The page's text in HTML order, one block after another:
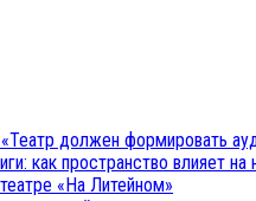
должен формировать
как пространство влияет
«На Литейном»